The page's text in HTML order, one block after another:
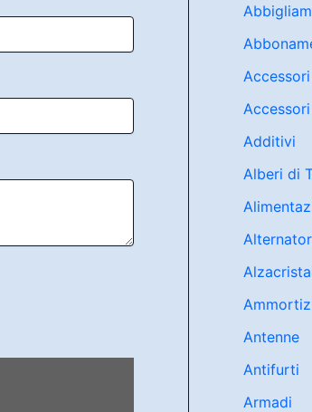
Accessori
Additivi
Alberi di
Antenne
Antifurti
Armadi